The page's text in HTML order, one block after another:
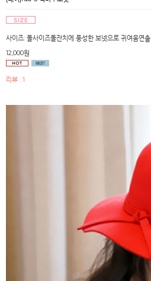
사이즈: 돌사이즈돌잔치에 풍성한 보넷으로 귀여움연출
12,000원
리뷰 : 1